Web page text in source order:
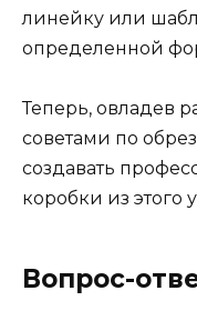
линейку или
определенной
Теперь, овладев
советами по
создавать
коробки из этого
Вопрос-